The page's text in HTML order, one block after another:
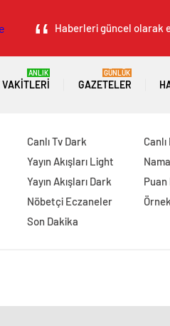
Haberleri güncel olarak
VAKITLERI
ANLIK
GAZETELER
GÜNLÜK
Canlı Tv Dark
Yayın Akışları Light
Yayın Akışları Dark
Nöbetçi Eczaneler
Son Dakika
Puan